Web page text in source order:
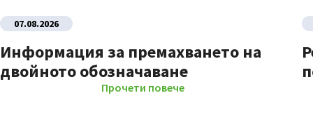
07.08.2026
Информация за премахването на
двойното обозначаване
Прочети повече